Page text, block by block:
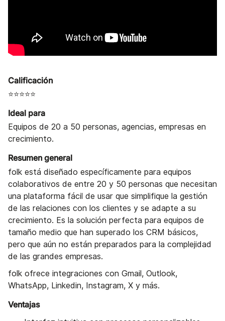
Calificación
⭐⭐⭐⭐⭐
Ideal para
Equipos de 20 a 50 personas, agencias, empresas en
crecimiento.
Resumen general
folk está diseñado específicamente para equipos
colaborativos de entre 20 y 50 personas que necesitan
una plataforma fácil de usar que simplifique la gestión
de las relaciones con los clientes y se adapte a su
crecimiento. Es la solución perfecta para equipos de
tamaño medio que han superado los CRM básicos,
pero que aún no están preparados para la complejidad
de las grandes empresas.
folk ofrece integraciones con Gmail, Outlook,
WhatsApp, Linkedin, Instagram, X y más.
Ventajas